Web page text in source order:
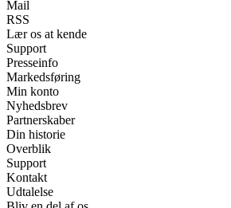
Mail
RSS
Lær os at kende
Support
Presseinfo
Markedsføring
Min konto
Nyhedsbrev
Partnerskaber
Din historie
Overblik
Support
Kontakt
Udtalelse